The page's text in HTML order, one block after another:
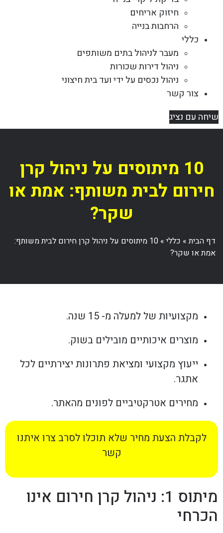
חיזוק אריחים
הרחבות בנייה
כללי
מעבר לניהול בתים משותפים
ניהול דירות שכורות
ניהול נכסים על ידי ועד בית חיצוני
צור קשר
שיחה עם נציג
10 מיתוסים על ניהול קרן
חירום לבית משותף: אמת או
שקר?
דף הבית» כללי»
10 מיתוסים על ניהול קרן חירום לבית משותף:
אמת או שקר?
מקצועיות של למעלה מ- 15 שנה.
מוצרים איכותיים מובילים בשוק.
ייעוץ מקצועי ומציאת פתרונות יצירתיים לכל
אתגר.
מחירים אטרקטיביים לפונים מהאתר.
לקבלת הצעת מחיר שלא תוכלו לסרב צרו איתנו
קשר
מיתוס 1: ניהול קרן חירום אינו
הכרחי